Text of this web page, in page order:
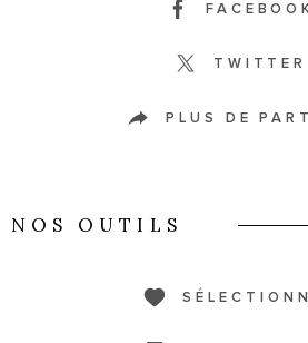
TWITTER
PLUS DE
NOS OUTILS